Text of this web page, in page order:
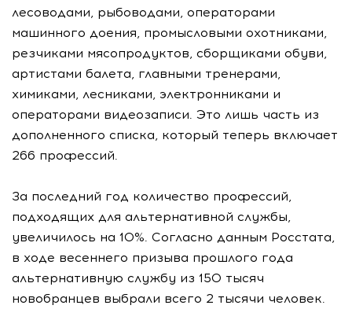
лесоводами, рыбоводами, операторами
машинного доения, промысловыми охотниками,
резчиками мясопродуктов, сборщиками обуви,
артистами балета, главными тренерами,
химиками, лесниками, электронниками и
операторами видеозаписи. Это лишь часть из
дополненного списка, который теперь включает
266 профессий.
За последний год количество профессий,
подходящих для альтернативной службы,
увеличилось на 10%. Согласно данным Росстата,
в ходе весеннего призыва прошлого года
альтернативную службу из 150 тысяч
новобранцев выбрали всего 2 тысячи человек.